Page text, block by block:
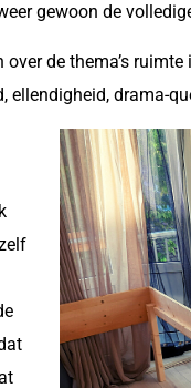
gewoon de
de thema’s
ellendigheid, drama-